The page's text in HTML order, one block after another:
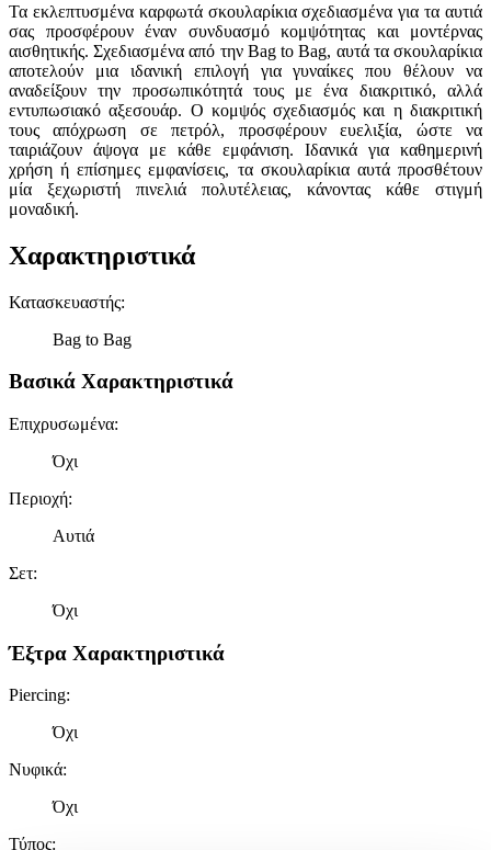
Τα εκλεπτυσμένα καρφωτά σκουλαρίκια σχεδιασμένα για τα αυτιά
σας προσφέρουν έναν συνδυασμό κομψότητας και μοντέρνας
αισθητικής. Σχεδιασμένα από την Bag to Bag, αυτά τα σκουλαρίκια
αποτελούν μια ιδανική επιλογή για γυναίκες που θέλουν να
αναδείξουν την προσωπικότητά τους με ένα διακριτικό, αλλά
εντυπωσιακό αξεσουάρ. Ο κομψός σχεδιασμός και η διακριτική
τους απόχρωση σε πετρόλ, προσφέρουν ευελιξία, ώστε να
ταιριάζουν άψογα με κάθε εμφάνιση. Ιδανικά για καθημερινή
χρήση ή επίσημες εμφανίσεις, τα σκουλαρίκια αυτά προσθέτουν
μία ξεχωριστή πινελιά πολυτέλειας, κάνοντας κάθε στιγμή
μοναδική.
Χαρακτηριστικά
Κατασκευαστής:
Bag to Bag
Βασικά Χαρακτηριστικά
Επιχρυσωμένα:
Όχι
Περιοχή:
Αυτιά
Σετ:
Όχι
Έξτρα Χαρακτηριστικά
Piercing:
Όχι
Νυφικά:
Όχι
Τύπος: